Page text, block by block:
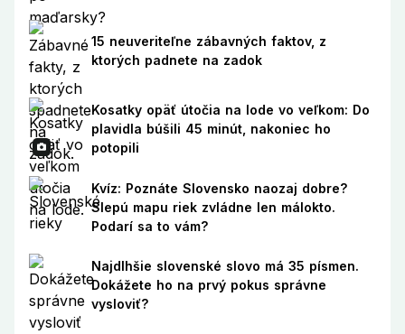
15 neuveriteľne zábavných faktov, z
ktorých padnete na zadok
Kosatky opäť útočia na lode vo veľkom: Do
plavidla búšili 45 minút, nakoniec ho
potopili
Kvíz: Poznáte Slovensko naozaj dobre?
Slepú mapu riek zvládne len málokto.
Podarí sa to vám?
Najdlhšie slovenské slovo má 35 písmen.
Dokážete ho na prvý pokus správne
vysloviť?